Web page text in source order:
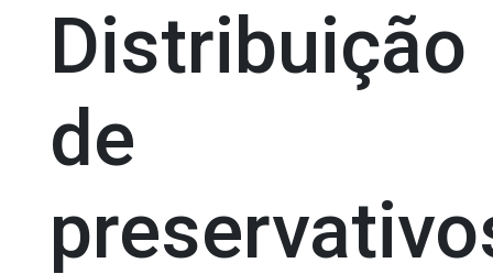
Distribuição
de